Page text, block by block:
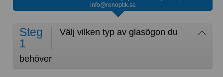
info@renoptik.se
Steg
1
Välj vilken typ av glasögon du
behöver